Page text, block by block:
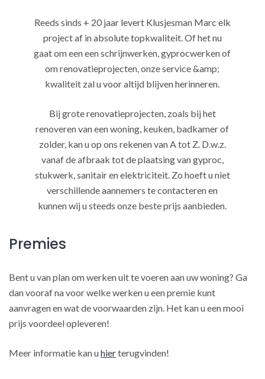
Reeds sinds + 20 jaar levert Klusjesman Marc elk
project af in absolute topkwaliteit. Of het nu
gaat om een een schrijnwerken, gyprocwerken of
om renovatieprojecten, onze service &amp;
kwaliteit zal u voor altijd blijven herinneren.
Bij grote renovatieprojecten, zoals bij het
renoveren van een woning, keuken, badkamer of
zolder, kan u op ons rekenen van A tot Z. D.w.z.
vanaf de afbraak tot de plaatsing van gyproc,
stukwerk, sanitair en elektriciteit. Zo hoeft u niet
verschillende aannemers te contacteren en
kunnen wij u steeds onze beste prijs aanbieden.
Premies
Bent u van plan om werken uit te voeren aan uw woning? Ga
dan vooraf na voor welke werken u een premie kunt
aanvragen en wat de voorwaarden zijn. Het kan u een mooi
prijs voordeel opleveren!
Meer informatie kan uhierterugvinden!